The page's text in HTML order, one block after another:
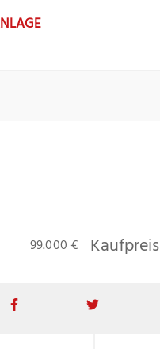
99.000 € Kaufpreis